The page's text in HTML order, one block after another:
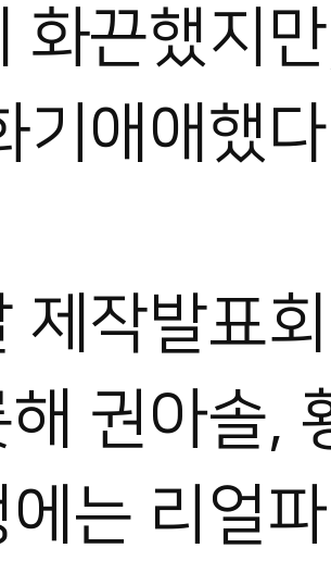
화끈했지
기애애했
제작발표
해 권아솔,
에는 리얼